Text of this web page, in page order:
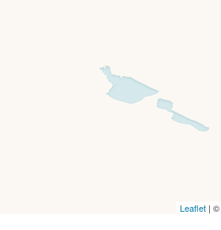
Leaflet | ©